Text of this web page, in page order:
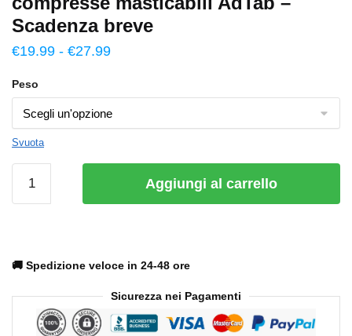
Scadenza breve
€19.99 - €27.99
Peso
Svuota
Aggiungi al carrello
🚚 Spedizione veloce in 24-48 ore
Sicurezza nei Pagamenti